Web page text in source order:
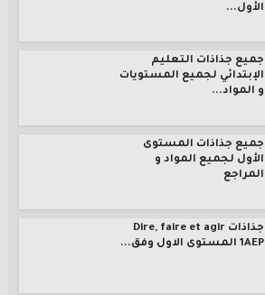
الأول...
جميع جذاذات التعليم
الإبتدائي لجميع المستويات
و المواد...
جميع جذاذات المستوى
الأول لجميع المواد و
المراجع
جذاذات Dire, faire et agir
1AEP المستوى الاول وفق...